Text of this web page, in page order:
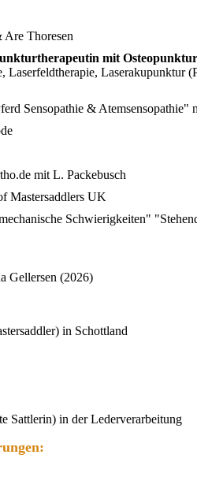
Are Thoresen
mit Osteopunktur
Laserakupunktur
Sensopathie & Atemsensopathie"
mit L. Packebusch
Mastersaddlers UK
Schwierigkeiten"
Gellersen (2026)
in Schottland
Sattlerin) in der Lederverarbeitung
: